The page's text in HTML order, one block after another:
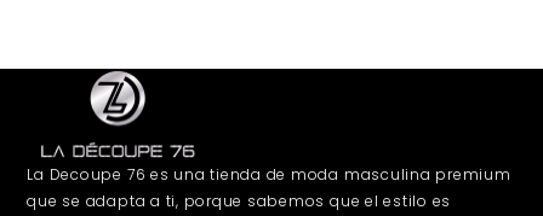
La Decoupe 76 es una tienda de moda masculina premium
que se adapta a ti, porque sabemos que el estilo es